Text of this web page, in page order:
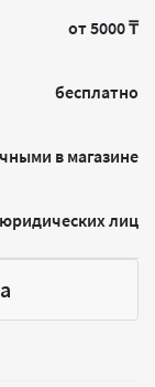
от 5000 ₸
бесплатно
в магазине
лиц